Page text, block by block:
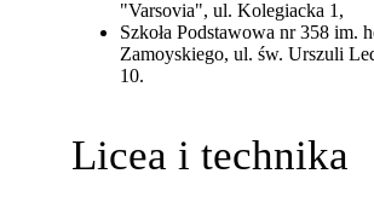
"Varsovia", ul. Kolegiacka 1,
Szkoła Podstawowa nr 358 im.
Zamoyskiego, ul. św. Urszuli
10.
Licea i technika